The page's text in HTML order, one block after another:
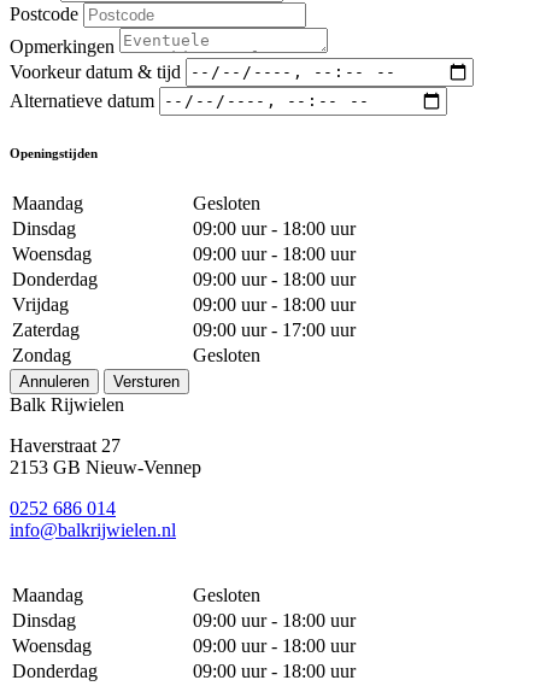
Postcode
Opmerkingen
Voorkeur datum & tijd
Alternatieve datum
Openingstijden
Maandag
Gesloten
Dinsdag
09:00 uur - 18:00 uur
Woensdag
09:00 uur - 18:00 uur
Donderdag
09:00 uur - 18:00 uur
Vrijdag
09:00 uur - 18:00 uur
Zaterdag
09:00 uur - 17:00 uur
Zondag
Gesloten
Annuleren Versturen
Balk Rijwielen
Haverstraat 27
2153 GB Nieuw-Vennep
0252 686 014
info@balkrijwielen.nl
Maandag
Gesloten
Dinsdag
09:00 uur - 18:00 uur
Woensdag
09:00 uur - 18:00 uur
Donderdag
09:00 uur - 18:00 uur